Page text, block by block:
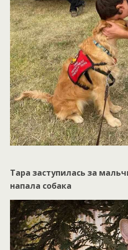
Тара заступилась за
напала собака